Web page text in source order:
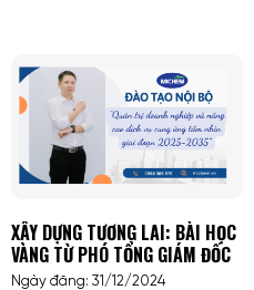
XÂY DỰNG TƯƠNG LAI: BÀI HỌC
VÀNG TỪ PHÓ TỔNG GIÁM ĐỐC
Ngày đăng: 31/12/2024